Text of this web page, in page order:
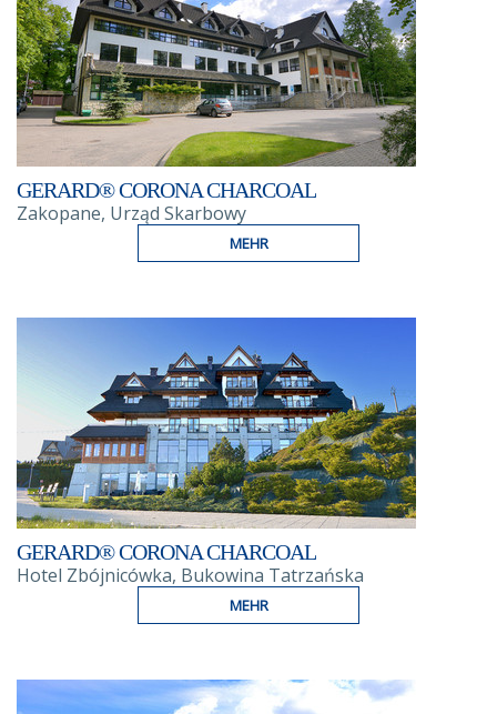
GERARD® CORONA CHARCOAL
Zakopane, Urząd Skarbowy
MEHR
GERARD® CORONA CHARCOAL
Hotel Zbójnicówka, Bukowina Tatrzańska
MEHR